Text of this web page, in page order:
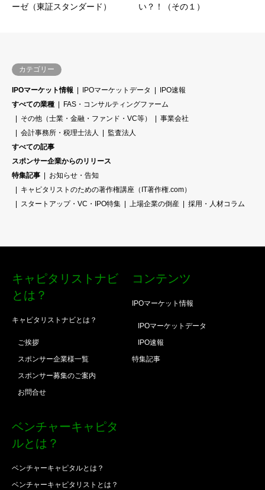
ーゼ（東証スタンダード）
い？！（その１）
カテゴリー
IPOマーケット情報 IPOマーケットデータ
IPO速報
すべての業種
FAS・コンサルティングファーム
その他（士業・金融・ファンド・VC等）
事業会社
会計事務所・税理士法人
監査法人
すべての記事
スポンサー企業からのリリース
特集記事
お知らせ・告知
キャピタリストのための著作権講座（IT著作権.com）
スタートアップ・VC・IPO特集
上場企業の倒産 採用・人材コラム
キャピタリストナビ
とは？
キャピタリストナビとは？
ご挨拶
スポンサー企業様一覧
スポンサー募集のご案内
お問合せ
コンテンツ
IPOマーケット情報
IPOマーケットデータ
IPO速報
特集記事
ベンチャーキャピタ
ルとは？
ベンチャーキャピタルとは？
ベンチャーキャピタリストとは？